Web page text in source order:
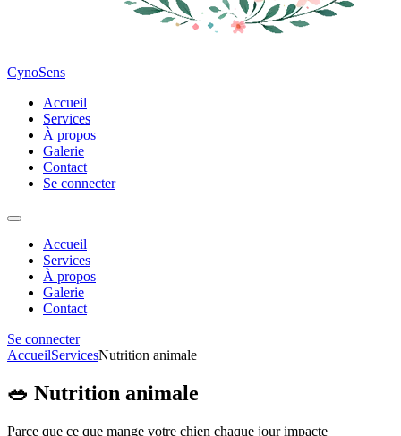
CynoSens
Accueil
Services
À propos
Galerie
Contact
Se connecter
Accueil
Services
À propos
Galerie
Contact
Se connecter
AccueilServicesNutrition animale
🥗 Nutrition animale
Parce que ce que mange votre chien chaque jour impacte